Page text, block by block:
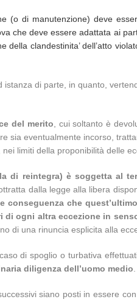
di manutenzione) deve
che deve essere adattata ai
clandestinita’ dell’atto
di parte, in quanto,
del merito , cui soltanto è
sia eventualmente incorso,
limiti della proponibilità delle
di reintegra) è soggetta al
dalla legge alla libera
conseguenza che
ogni altra eccezione in
di una rinuncia esplicita alla
di spoglio o turbativa
diligenza dell’uomo medio
siano posti in essere